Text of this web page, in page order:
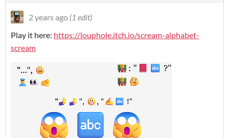
2 years ago (1 edit)
Play it here: https://louphole.itch.io/scream-alphabet-
scream